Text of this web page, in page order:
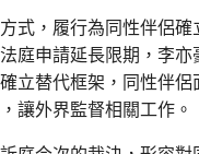
式，履行為同性伴侶確
庭申請延長限期，李亦
立替代框架，同性伴侶
讓外界監督相關工作。